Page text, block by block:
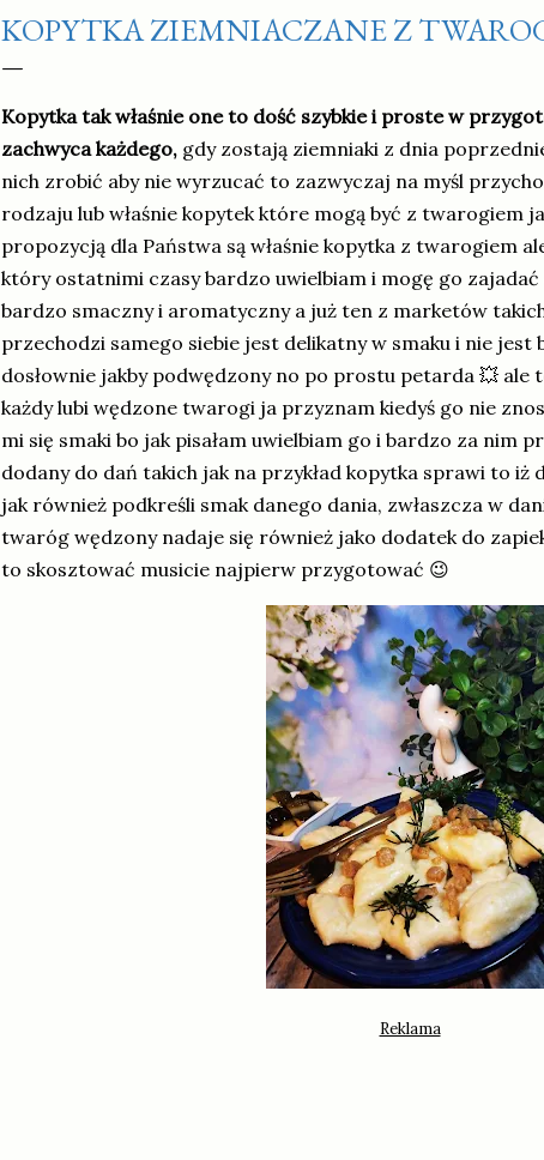
KOPYTKA ZIEMNIACZANE Z
Kopytka tak właśnie one to dość szybkie i proste w
zachwyca każdego, gdy zostają ziemniaki z dnia
nich zrobić aby nie wyrzucać to zazwyczaj na myśl
rodzaju lub właśnie kopytek które mogą być z twarogiem
propozycją dla Państwa są właśnie kopytka z twarogiem
który ostatnimi czasy bardzo uwielbiam i mogę go
bardzo smaczny i aromatyczny a już ten z marketów
przechodzi samego siebie jest delikatny w smaku i nie jest
dosłownie jakby podwędzony no po prostu petarda 💥 ale
każdy lubi wędzone twarogi ja przyznam kiedyś go nie
mi się smaki bo jak pisałam uwielbiam go i bardzo za nim
dodany do dań takich jak na przykład kopytka sprawi to iż
jak również podkreśli smak danego dania, zwłaszcza w
twaróg wędzony nadaje się również jako dodatek do
to skosztować musicie najpierw przygotować 😉